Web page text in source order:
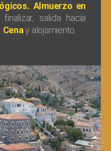
Almuerzo en
finalizar, salida hacia
Cenay alojamiento.